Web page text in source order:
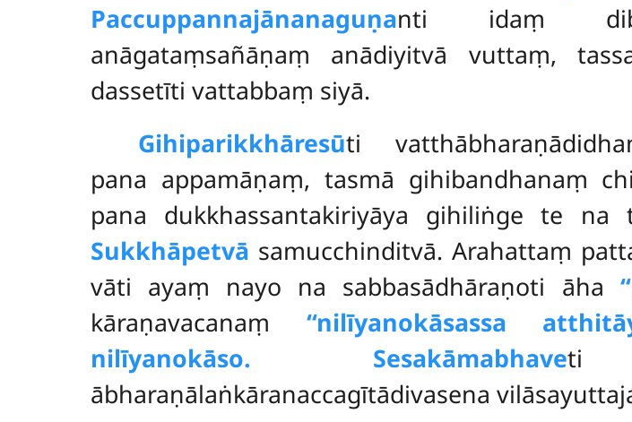
Paccuppannajānanaguṇanti idaṃ
anāgataṃsañāṇaṃ anādiyitvā vuttaṃ,
dassetīti vattabbaṃ siyā.
Gihiparikkhāresūti
pana appamāṇaṃ, tasmā gihibandhanaṃ
pana dukkhassantakiriyāya gihiliṅge te
Sukkhāpetvā samucchinditvā. Arahattaṃ
vāti ayaṃ nayo na sabbasādhāraṇoti āha
kāraṇavacanaṃ ‘‘nilīyanokāsassa
nilīyanokāso. Sesakāmabhaveti
ābharaṇālaṅkāranaccagītādivasena